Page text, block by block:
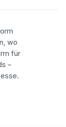
wo
für
–